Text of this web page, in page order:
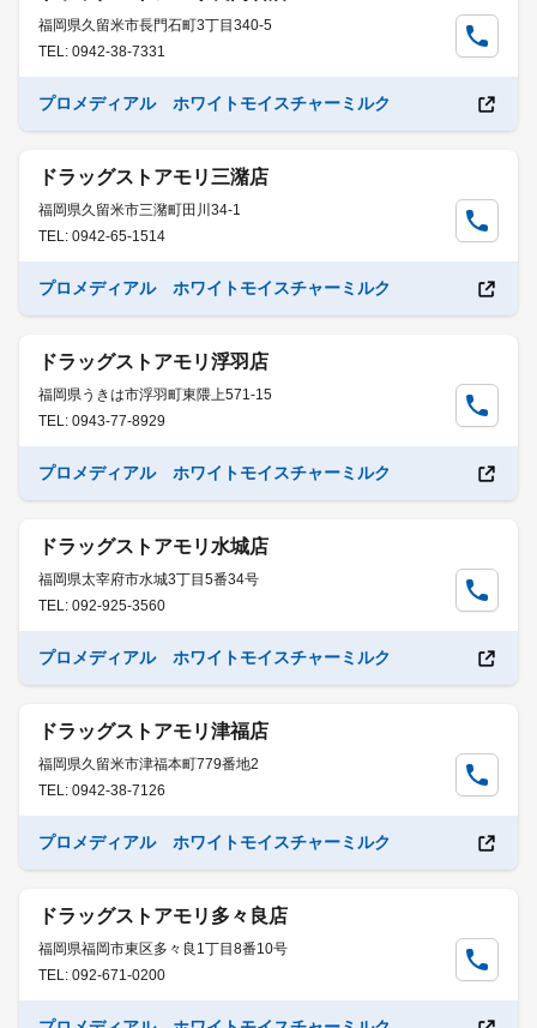
福岡県久留米市長門石町3丁目340-5
TEL: 0942-38-7331
プロメディアル ホワイトモイスチャーミルク
ドラッグストアモリ三潴店
福岡県久留米市三潴町田川34-1
TEL: 0942-65-1514
プロメディアル ホワイトモイスチャーミルク
ドラッグストアモリ浮羽店
福岡県うきは市浮羽町東隈上571-15
TEL: 0943-77-8929
プロメディアル ホワイトモイスチャーミルク
ドラッグストアモリ水城店
福岡県太宰府市水城3丁目5番34号
TEL: 092-925-3560
プロメディアル ホワイトモイスチャーミルク
ドラッグストアモリ津福店
福岡県久留米市津福本町779番地2
TEL: 0942-38-7126
プロメディアル ホワイトモイスチャーミルク
ドラッグストアモリ多々良店
福岡県福岡市東区多々良1丁目8番10号
TEL: 092-671-0200